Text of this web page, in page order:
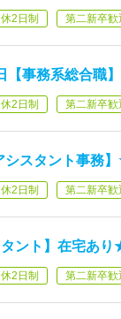
2日制 第二新卒歓
事務系総合職
2日制 第二新卒歓
シスタント事務
2日制 第二新卒歓
ント】在宅あり
2日制 第二新卒歓